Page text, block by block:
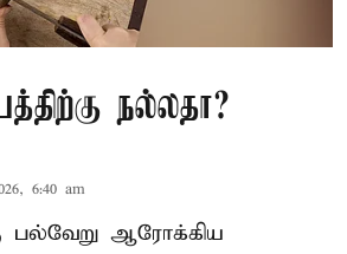
நல்லதா?
6:40 am
பல்வேறு ஆரோக்கிய